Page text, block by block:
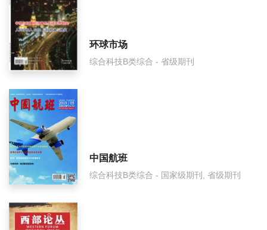
上海交通大学学报怎么样？
上海交通大学学报面费如何收取？
上海交通大学学报是什么级别刊物？
上海交通大学学报审稿要多久？
上海交通大学学报是国家级期刊吗？
环球市场
综合科技B类综合 - 省级期刊
中国航班
综合科技B类综合 - 国家级期刊, 省级期刊